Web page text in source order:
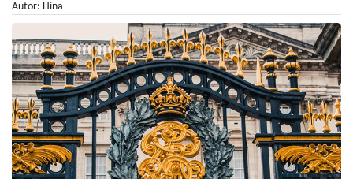
Autor: Hina